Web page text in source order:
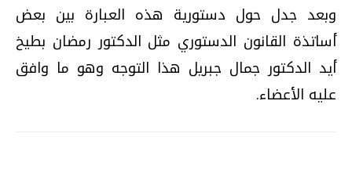
وبعد جدل حول دستورية هذه العبارة بين بعض
أساتذة القانون الدستوري مثل الدكتور رمضان بطيخ
أيد الدكتور جمال جبريل هذا التوجه وهو ما وافق
عليه الأعضاء.